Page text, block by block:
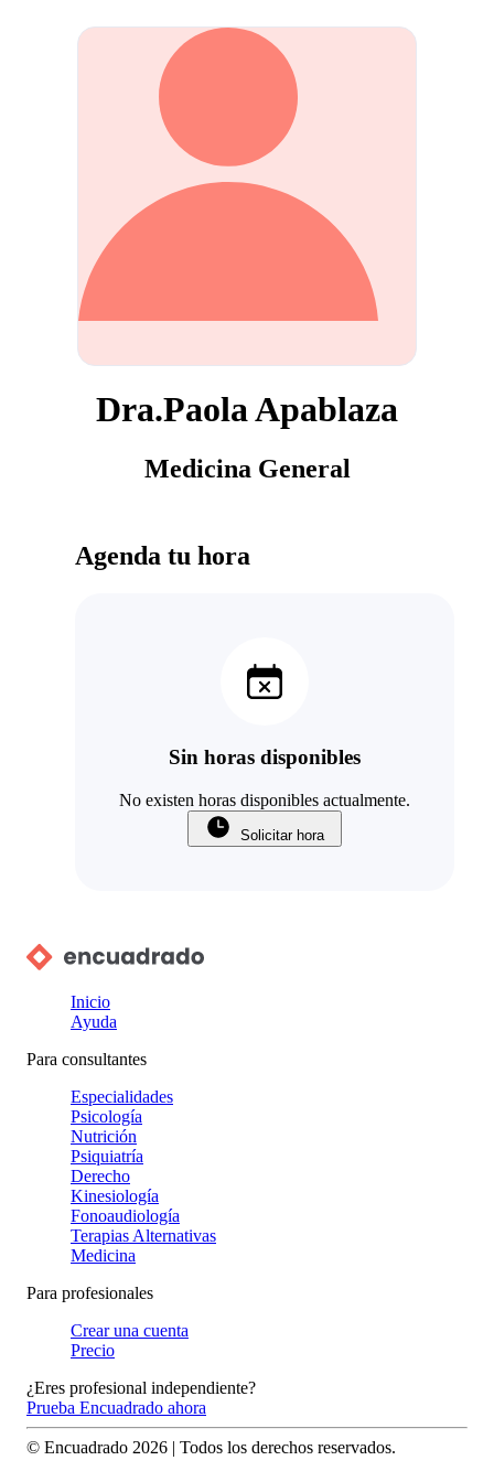
Dra.Paola Apablaza
Medicina General
Agenda tu hora
Sin horas disponibles
No existen horas disponibles actualmente.
Solicitar hora
Inicio
Ayuda
Para consultantes
Especialidades
Psicología
Nutrición
Psiquiatría
Derecho
Kinesiología
Fonoaudiología
Terapias Alternativas
Medicina
Para profesionales
Crear una cuenta
Precio
¿Eres profesional independiente?
Prueba Encuadrado ahora
© Encuadrado 2026 | Todos los derechos reservados.